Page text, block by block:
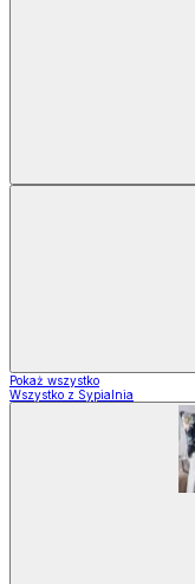
Pokaż wszystko
Wszystko z Sypialnia